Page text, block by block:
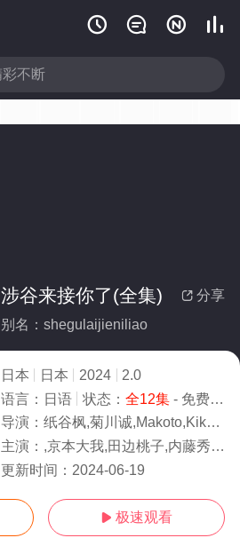
   
 分享
涉谷来接你了(全集)
别名：shegulaijieniliao
日本 日本 2024
2.0
语言： 日语 状态： 全12集- 免费在线观看
导演： 纸谷枫,菊川诚,Makoto,Kikukawa
主演： ,京本大我,田边桃子,内藤秀一郎,中川翼,ゆいちゃみ,ハリウッドザコシショウ
更新时间： 2024-06-19
 极速观看